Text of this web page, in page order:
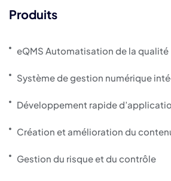
Produits
eQMS Automatisation de la qualité
Système de gestion numérique
Développement rapide
Création et amélioration du
Gestion du risque et du contrôle